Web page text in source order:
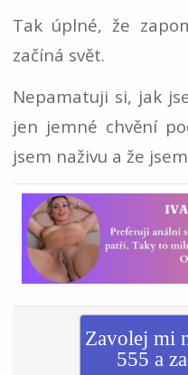
Tak úplné, že
začíná svět.
Nepamatuji si, jak
jen jemné chvění
jsem naživu a že
Zavolej mi
555 a